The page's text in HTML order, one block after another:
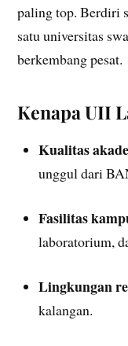
paling top. Berdiri
satu universitas
berkembang pesat.
Kenapa UII
Kualitas
unggul dari
Fasilitas
laboratorium,
Lingkungan
kalangan.